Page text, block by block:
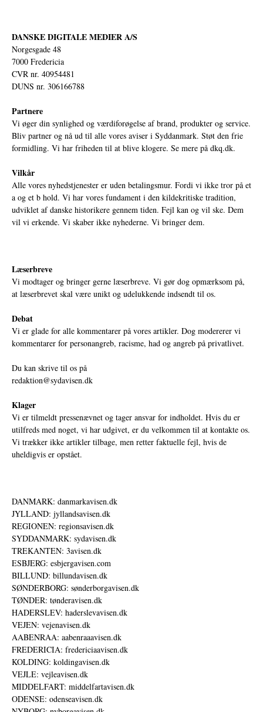
DANSKE DIGITALE MEDIER A/S
Norgesgade 48
7000 Fredericia
CVR nr. 40954481
DUNS nr. 306166788
Partnere
Vi øger din synlighed og værdiforøgelse af brand, produkter og service.
Bliv partner og nå ud til alle vores aviser i Syddanmark. Støt den frie
formidling. Vi har friheden til at blive klogere. Se mere på dkq.dk.
Vilkår
Alle vores nyhedstjenester er uden betalingsmur. Fordi vi ikke tror på et
a og et b hold. Vi har vores fundament i den kildekritiske tradition,
udviklet af danske historikere gennem tiden. Fejl kan og vil ske. Dem
vil vi erkende. Vi skaber ikke nyhederne. Vi bringer dem.
Læserbreve
Vi modtager og bringer gerne læserbreve. Vi gør dog opmærksom på,
at læserbrevet skal være unikt og udelukkende indsendt til os.
Debat
Vi er glade for alle kommentarer på vores artikler. Dog modererer vi
kommentarer for personangreb, racisme, had og angreb på privatlivet.
Du kan skrive til os på
redaktion@sydavisen.dk
Klager
Vi er tilmeldt pressenævnet og tager ansvar for indholdet. Hvis du er
utilfreds med noget, vi har udgivet, er du velkommen til at kontakte os.
Vi trækker ikke artikler tilbage, men retter faktuelle fejl, hvis de
uheldigvis er opstået.
DANMARK: danmarkavisen.dk
JYLLAND: jyllandsavisen.dk
REGIONEN: regionsavisen.dk
SYDDANMARK: sydavisen.dk
TREKANTEN: 3avisen.dk
ESBJERG: esbjergavisen.com
BILLUND: billundavisen.dk
SØNDERBORG: sønderborgavisen.dk
TØNDER: tønderavisen.dk
HADERSLEV: haderslevavisen.dk
VEJEN: vejenavisen.dk
AABENRAA: aabenraaavisen.dk
FREDERICIA: fredericiaavisen.dk
KOLDING: koldingavisen.dk
VEJLE: vejleavisen.dk
MIDDELFART: middelfartavisen.dk
ODENSE: odenseavisen.dk